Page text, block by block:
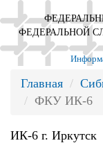
ФЕДЕРАЛЬНОЙ
Главная
ФКУ ИК-6
ИК-6 г. Иркутск